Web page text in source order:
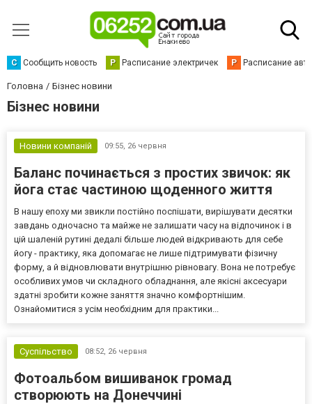
С Сообщить новость Р Расписание электричек Р Расписание
Головна Бізнес новини
Бізнес новини
Новини компаній 09:55, 26 червня
Баланс починається з простих звичок: як
йога стає частиною щоденного життя
В нашу епоху ми звикли постійно поспішати, вирішувати десятки
завдань одночасно та майже не залишати часу на відпочинок і в
цій шаленій рутині дедалі більше людей відкривають для себе
йогу - практику, яка допомагає не лише підтримувати фізичну
форму, а й відновлювати внутрішню рівновагу. Вона не потребує
особливих умов чи складного обладнання, але якісні аксесуари
здатні зробити кожне заняття значно комфортнішим.
Ознайомитися з усім необхідним для практики...
Суспільство 08:52, 26 червня
Фотоальбом вишиванок громад
створюють на Донеччині